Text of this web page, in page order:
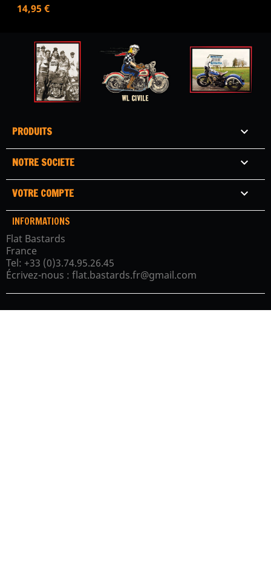
Prix
14,95 €
PRODUITS 
NOTRE SOCIETE 
VOTRE COMPTE 
INFORMATIONS
Flat Bastards
France
Tel: +33 (0)3.74.95.26.45
Écrivez-nous : flat.bastards.fr@gmail.com